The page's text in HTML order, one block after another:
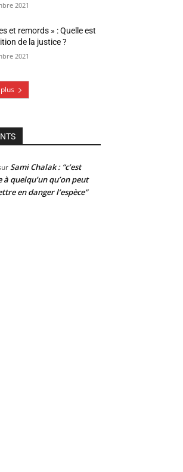
2021
et remords » : Quelle est
de la justice ?
2021
Sami Chalak : “c’est
quelqu’un qu’on peut
en danger l’espèce”